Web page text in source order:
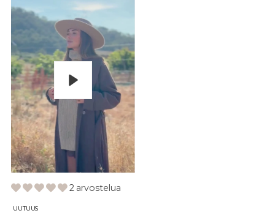
Pelaa
2 arvostelua
UUTUUS